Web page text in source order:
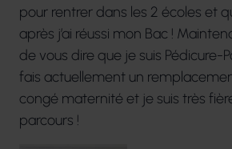
pour rentrer dans les 2 écoles et
après j’ai réussi mon Bac !
de vous dire que je suis Pédicure-
fais actuellement un
congé maternité et je suis très
parcours !